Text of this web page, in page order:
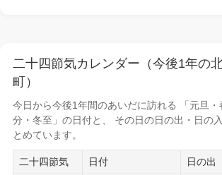
二十四節気カレンダー（今後1年の
町）
今日から今後1年間のあいだに訪れる 「元旦・
分・冬至」の日付と、 その日の日の出・日の
とめています。
二十四節気 日付 日の出